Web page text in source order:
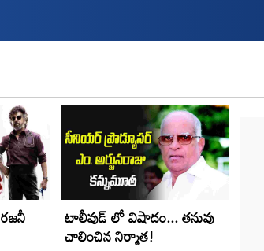
టాలీవుడ్ లో విషాదం... తనువు
చాలించిన నిర్మాత!